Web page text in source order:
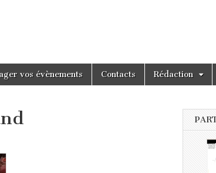
vos évènements Contacts Rédaction